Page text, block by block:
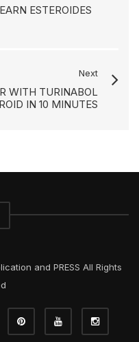
ESTEROIDES
Next
WITH TURINABOL
IN 10 MINUTES
and PRESS All Rights